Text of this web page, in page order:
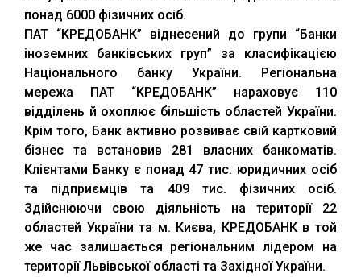
понад 6000 фізичних осіб.
ПАТ “КРЕДОБАНК” віднесений до групи “Банки
іноземних банківських груп” за класифікацією
Національного банку України. Регіональна
мережа ПАТ “КРЕДОБАНК” нараховує 110
відділень й охоплює більшість областей України.
Крім того, Банк активно розвиває свій картковий
бізнес та встановив 281 власних банкоматів.
Клієнтами Банку є понад 47 тис. юридичних осіб
та підприємців та 409 тис. фізичних осіб.
Здійснюючи свою діяльність на території 22
областей України та м. Києва, КРЕДОБАНК в той
же час залишається регіональним лідером на
території Львівської області та Західної України.